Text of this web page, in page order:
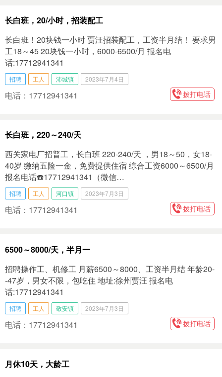
长白班，20/小时，招装配工
长白班！20块钱一小时 贾汪招装配工，工资半月结！ 要求男
工18～45 20块钱一小时，6000-6500/月 报名电
话:17712941341
招聘 工人 沛城镇 2023年7月4日
电话：17712941341 拨打电话
长白班，220～240/天
西关家电厂招普工，长白班 220-240/天 ，男18～50，女18-
40岁 缴纳五险一金，免费提供住宿 综合工资6000～6500/月
报名电话☎️17712941341（微信…
招聘 工人 河口镇 2023年7月3日
电话：17712941341 拨打电话
6500～8000/天，半月一
招聘操作工、机修工 月薪6500～8000、工资半月结 年龄20-
-47岁，男女不限，包吃住 地址:徐州贾汪 报名电
话:17712941341
招聘 工人 敬安镇 2023年7月3日
电话：17712941341 拨打电话
月休10天，大龄工